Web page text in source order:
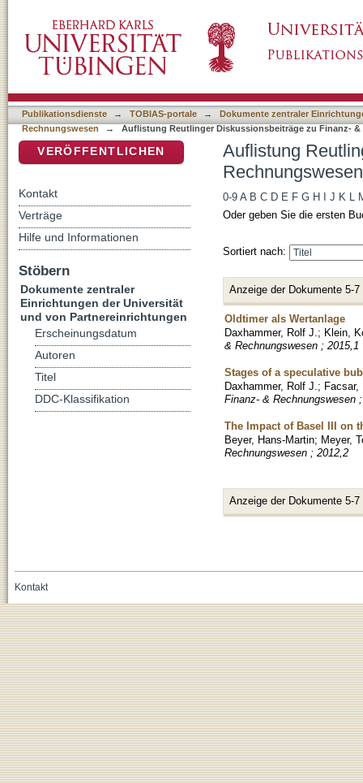
Publikationsdienste → TOBIAS-portale →
Dokumente zentraler
Rechnungswesen
→ Auflistung Reutlinger Diskussionsbeiträge zu Finanz-
Auflistung
0-9 A B C D E F G H J K L
Oder geben Sie die ersten
Sortiert nach:
Anzeige der Dokumente 5-7
Oldtimer als Wertanlage
Daxhammer, Rolf J. ; Klein,
& Rechnungswesen ; 2015,1
Stages of a speculative
Daxhammer, Rolf J. ; Facsar,
Finanz- & Rechnungswesen
The Impact of Basel III on
Beyer, Hans-Martin; Meyer,
Rechnungswesen ; 2012,2
Anzeige der Dokumente 5-7
VERÖFFENTLICHEN
Kontakt
Verträge
Hilfe und Informationen
Stöbern
Dokumente zentraler
Einrichtungen der Universität
und von Partnereinrichtungen
Erscheinungsdatum
Autoren
Titel
DDC-Klassifikation
Kontakt